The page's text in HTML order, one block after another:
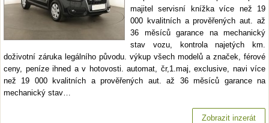
majitel servisní knížka více než 19
000 kvalitních a prověřených aut. až
36 měsíců garance na mechanický
stav vozu, kontrola najetých km.
doživotní záruka legálního původu. výkup všech modelů a značek, férové
ceny, peníze ihned a v hotovosti. automat, čr,1.maj, exclusive, navi více
než 19 000 kvalitních a prověřených aut. až 36 měsíců garance na
mechanický stav…
Zobrazit inzerát